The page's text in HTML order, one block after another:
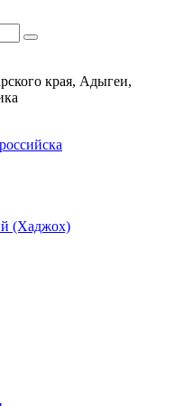
края, Адыгеи,
(Хаджох)